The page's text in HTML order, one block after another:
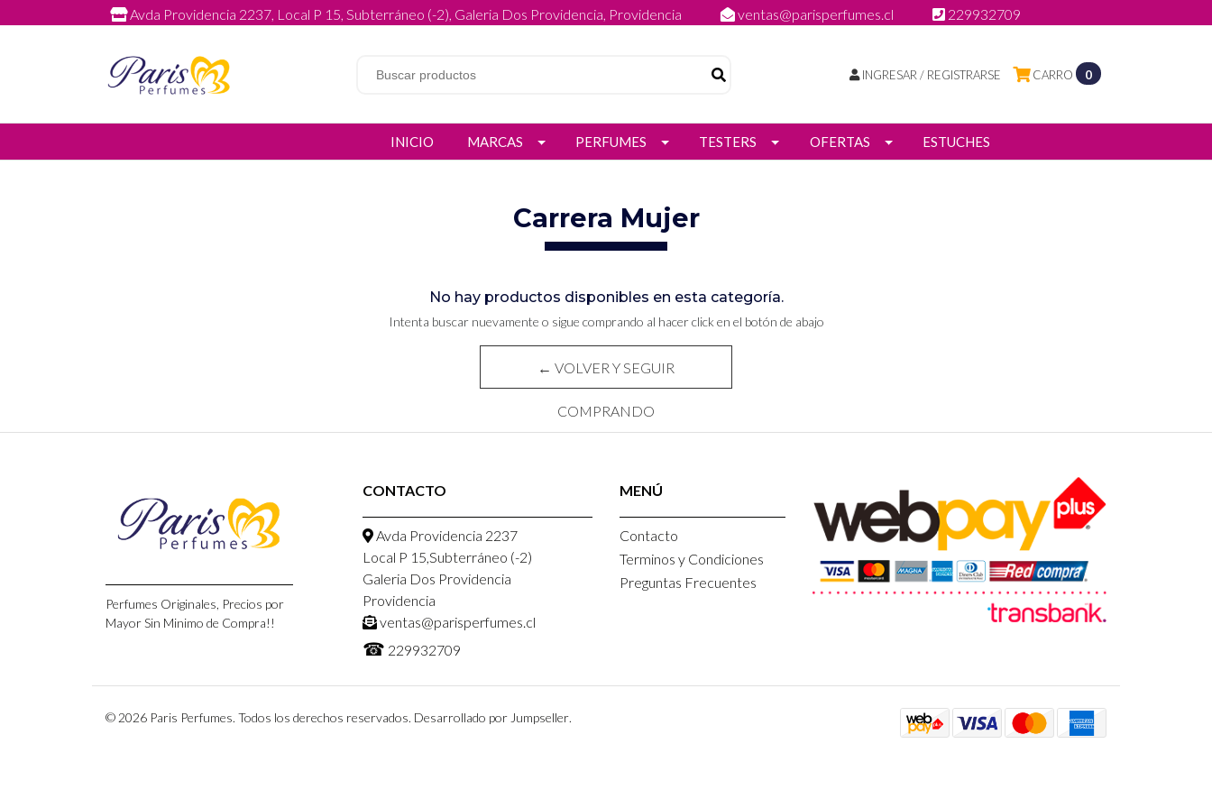
Avda Providencia 2237, Local P 15, Subterráneo (-2), Galeria Dos Providencia, Providencia ventas@parisperfumes.cl 229932709
CARRO 0
INGRESAR / REGISTRARSE
INICIO MARCAS PERFUMES TESTERS OFERTAS ESTUCHES
Carrera Mujer
No hay productos disponibles en esta categoría.
Intenta buscar nuevamente o sigue comprando al hacer click en el botón de abajo
← VOLVER Y SEGUIR
COMPRANDO
Perfumes Originales, Precios por
Mayor Sin Minimo de Compra!!
CONTACTO
Avda Providencia 2237
Local P 15,Subterráneo (-2)
Galeria Dos Providencia
Providencia
ventas@parisperfumes.cl
☎ 229932709
MENÚ
Contacto
Terminos y Condiciones
Preguntas Frecuentes
© 2026 Paris Perfumes. Todos los derechos reservados. Desarrollado por Jumpseller.